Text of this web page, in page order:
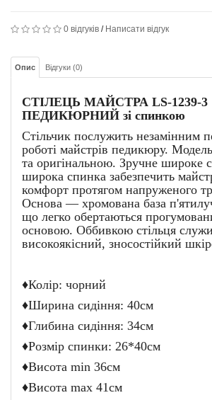
0 відгуків / Написати відгук
Опис Відгуки (0)
СТІЛЕЦЬ МАЙСТРА LS-1239-3
ПЕДИКЮРНИЙ зі спинкою
Стільчик послужить незамінним
роботі майстрів педикюру.
та оригінальною. Зручне широке
широка спинка забезпечить
комфорт протягом напруженого
Основа ― хромована база
що легко обертаються
основою. Оббивкою стільця
високоякісний, зносостійкий
♦Колір: чорний
♦Ширина сидіння: 40см
♦Глибина сидіння: 34см
♦Розмір спинки: 26*40см
♦Висота min 36см
♦Висота max 41см